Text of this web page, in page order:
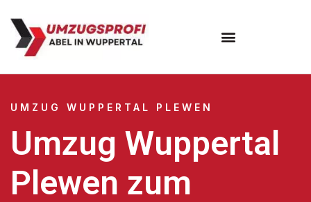
UMZUG WUPPERTAL PLEWEN
Umzug Wuppertal
Plewen zum